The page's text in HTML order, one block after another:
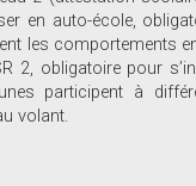
en auto-école,
les comportements
2, obligatoire pour
participent à
volant.